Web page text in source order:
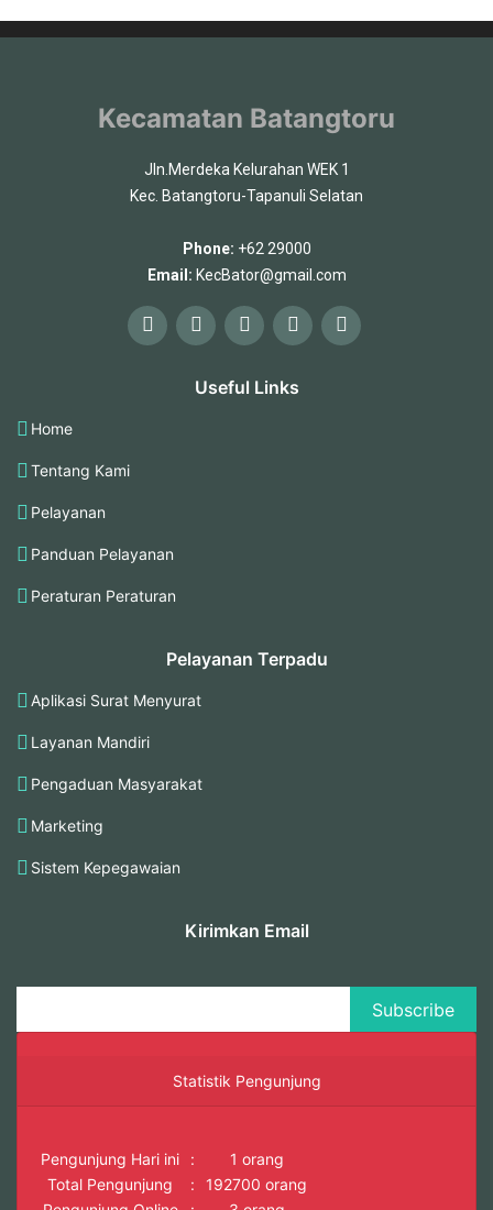
Kecamatan Batangtoru
Jln.Merdeka Kelurahan WEK 1
Kec. Batangtoru-Tapanuli Selatan
Phone: +62 29000
Email: KecBator@gmail.com
Useful Links
Home
Tentang Kami
Pelayanan
Panduan Pelayanan
Peraturan Peraturan
Pelayanan Terpadu
Aplikasi Surat Menyurat
Layanan Mandiri
Pengaduan Masyarakat
Marketing
Sistem Kepegawaian
Kirimkan Email
Statistik Pengunjung
Pengunjung Hari ini :
1 orang
Total Pengunjung
:
192700 orang